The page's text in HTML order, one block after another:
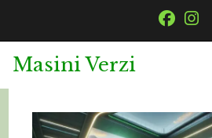
Masini Verzi